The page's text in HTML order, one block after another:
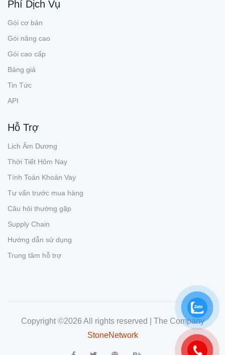
Phí Dịch Vụ
Gói cơ bản
Gói nâng cao
Gói cao cấp
Bảng giá
Tin Tức
API
Hỗ Trợ
Lịch Âm Dương
Thời Tiết Hôm Nay
Tính Toán Khoản Vay
Tư vấn trước mua hàng
Câu hỏi thường gặp
Supply Chain
Hướng dẫn sử dụng
Trung tâm hỗ trợ
Copyright ©2026 All rights reserved | The Company
StoneNetwork